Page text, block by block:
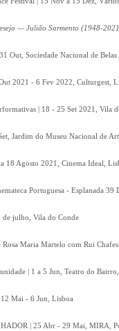
— Julião Sarmento (1948-
Out, Sociedade Nacional de
2021 - 6 Fev 2022, Culturgest,
| 18 - 25 Set 2021, Vila
Jardim do Museu Nacional de
18 Agosto 2021, Cinema Ideal,
Portuguesa - Esplanada 39
de julho, Vila do Conde
Rosa Maria Martelo com Rui
| 1 a 5 Jun, Teatro do
Mai - 6 Jun, Lisboa
| 25 Abr - 29 Mai, MIRA,